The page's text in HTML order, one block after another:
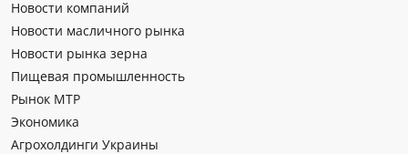
Новости компаний
Новости масличного рынка
Новости рынка зерна
Пищевая промышленность
Рынок МТР
Экономика
Агрохолдинги Украины